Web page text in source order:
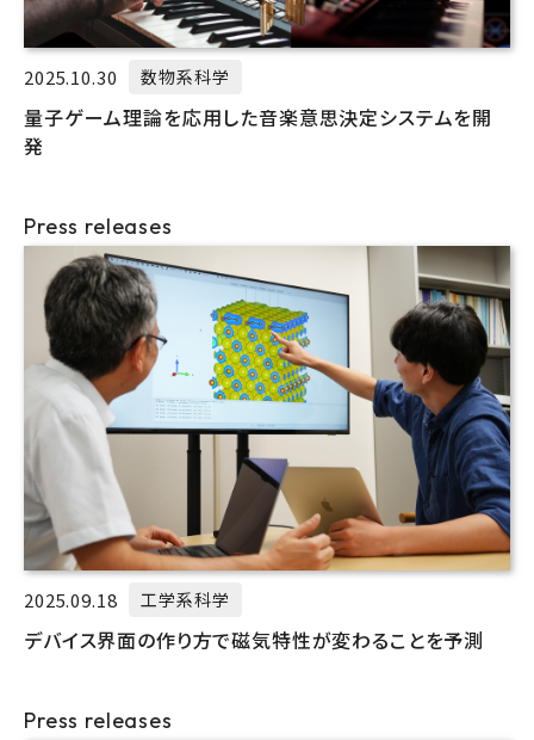
2025.10.30 数物系科学
量子ゲーム理論を応用した音楽意思決定システムを開
発
Press releases
2025.09.18 工学系科学
デバイス界面の作り方で磁気特性が変わることを予測
Press releases